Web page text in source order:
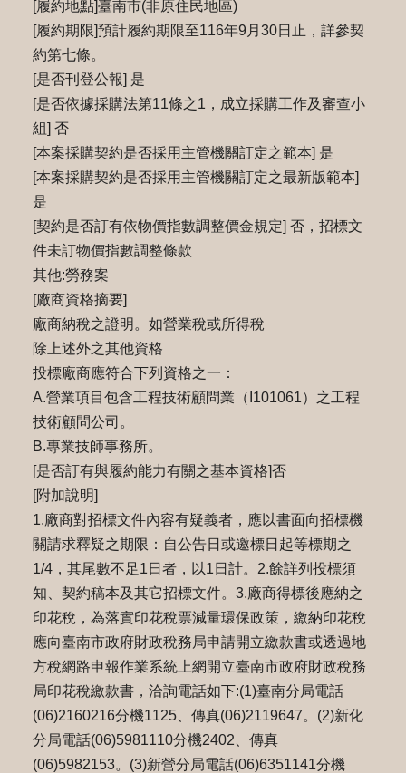
[履約地點]臺南市(非原住民地區)
[履約期限]預計履約期限至116年9月30日止，詳參契
約第七條。
[是否刊登公報] 是
[是否依據採購法第11條之1，成立採購工作及審查小
組] 否
[本案採購契約是否採用主管機關訂定之範本] 是
[本案採購契約是否採用主管機關訂定之最新版範本]
是
[契約是否訂有依物價指數調整價金規定] 否，招標文
件未訂物價指數調整條款
其他:勞務案
[廠商資格摘要]
廠商納稅之證明。如營業稅或所得稅
除上述外之其他資格
投標廠商應符合下列資格之一：
A.營業項目包含工程技術顧問業（I101061）之工程
技術顧問公司。
B.專業技師事務所。
[是否訂有與履約能力有關之基本資格]否
[附加說明]
1.廠商對招標文件內容有疑義者，應以書面向招標機
關請求釋疑之期限：自公告日或邀標日起等標期之
1/4，其尾數不⾜1⽇者，以1⽇計。2.餘詳列投標須
知、契約稿本及其它招標文件。3.廠商得標後應納之
印花稅，為落實印花稅票減量環保政策，繳納印花稅
應向臺南市政府財政稅務局申請開立繳款書或透過地
⽅稅網路申報作業系統上網開立臺南市政府財政稅務
局印花稅繳款書，洽詢電話如下:(1)臺南分局電話
(06)2160216分機1125、傳真(06)2119647。(2)新化
分局電話(06)5981110分機2402、傳真
(06)5982153。(3)新營分局電話(06)6351141分機